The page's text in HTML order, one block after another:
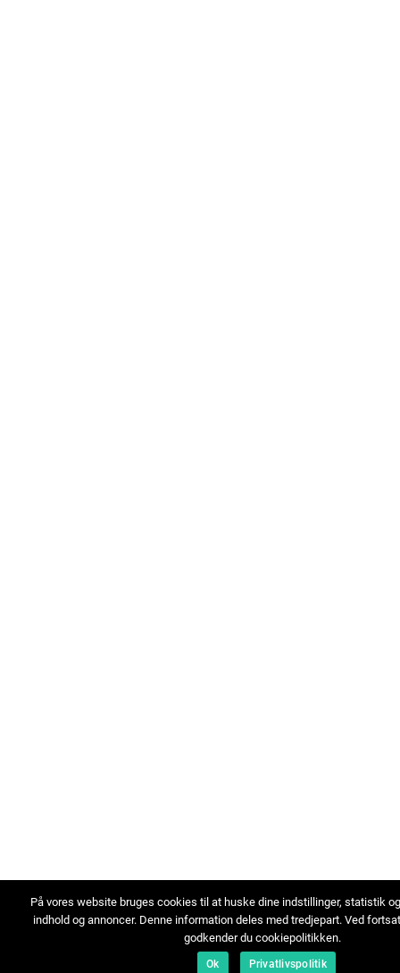
På vores website bruges cookies til at huske dine indstillinger, statistik
indhold og annoncer. Denne information deles med tredjepart. Ved
godkender du cookiepolitikken.
Ok Privatlivspolitik